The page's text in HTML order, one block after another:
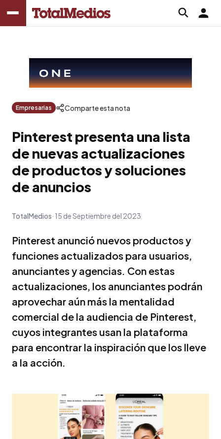
Empresarias Comparte esta nota
Pinterest presenta una lista
de nuevas actualizaciones
de productos y soluciones
de anuncios
TotalMedios 15 de Septiembre del 2023
Pinterest anunció nuevos productos y
funciones actualizados para usuarios,
anunciantes y agencias. Con estas
actualizaciones, los anunciantes podrán
aprovechar aún más la mentalidad
comercial de la audiencia de Pinterest,
cuyos integrantes usan la plataforma
para encontrar la inspiración que los lleve
a la acción.